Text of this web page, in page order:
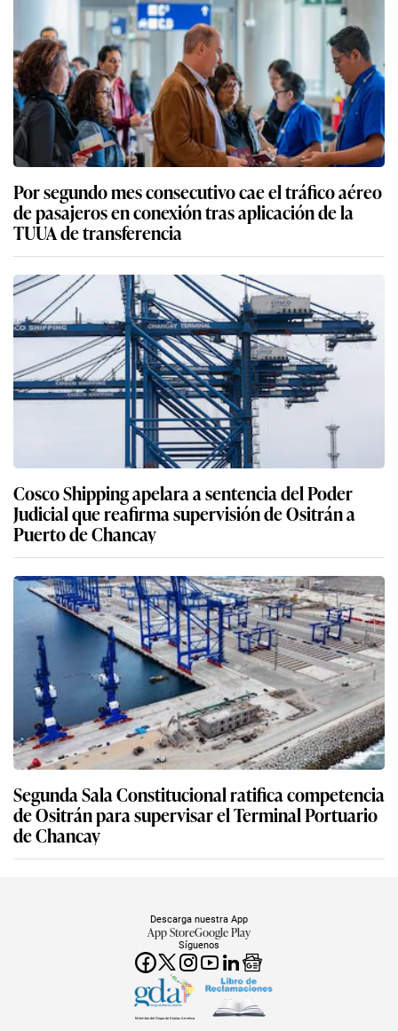
Por segundo mes consecutivo cae el tráfico aéreo
de pasajeros en conexión tras aplicación de la
TUUA de transferencia
Cosco Shipping apelara a sentencia del Poder
Judicial que reafirma supervisión de Ositrán a
Puerto de Chancay
Segunda Sala Constitucional ratifica competencia
de Ositrán para supervisar el Terminal Portuario
de Chancay
Síguenos
Descarga nuestra App
App StoreGoogle Play
Miembro del Grupo de Diarios América